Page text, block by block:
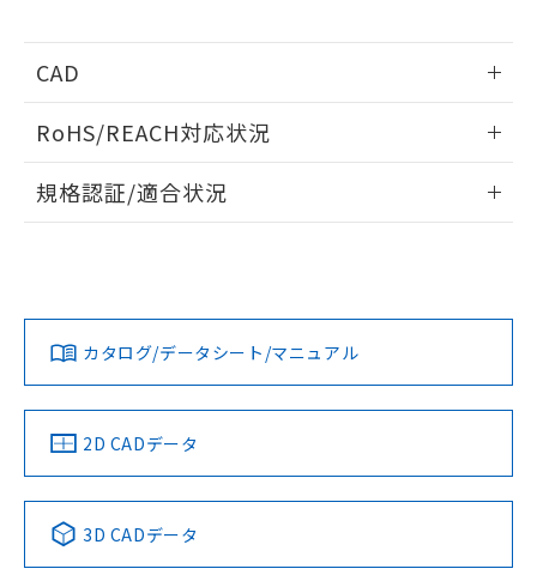
CAD
ドすることができます。
ログイン/会員登録
ダウンロードデータをご利用いただく前に、以下を必ずお読
みください。
ソフトウェアの使用条件
RoHS/REACH対応状況
EU RoHS 注意事項・凡例
対応済み
中国 RoHS 注意事項・凡例
Pb Hg Cd Cr(VI)
規格認証/適合状況
カタログ/データシート/マニュアル
2D CADデータ
3D CADデータ
の共同利用に関して"
の「1.共同利
指します。
51物質の非含有証明書（当社基準）
また、RoHS指令のフタル酸エステル類４
物質の対応では、対応完了までの期間は出
荷製品に未対応品が混在することから備考
欄に対応日を記載しておりました。
す。